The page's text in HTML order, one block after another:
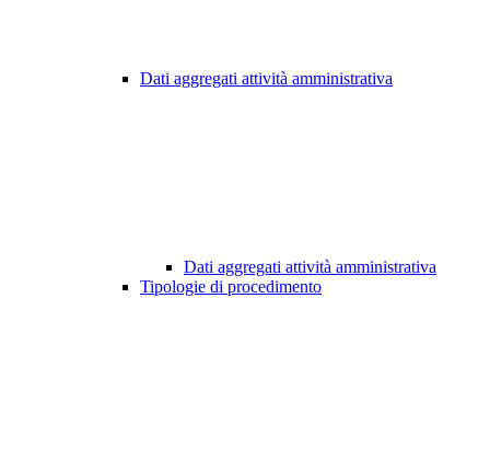
Dati aggregati attività amministrativa
Dati aggregati attività amministrativa
Tipologie di procedimento